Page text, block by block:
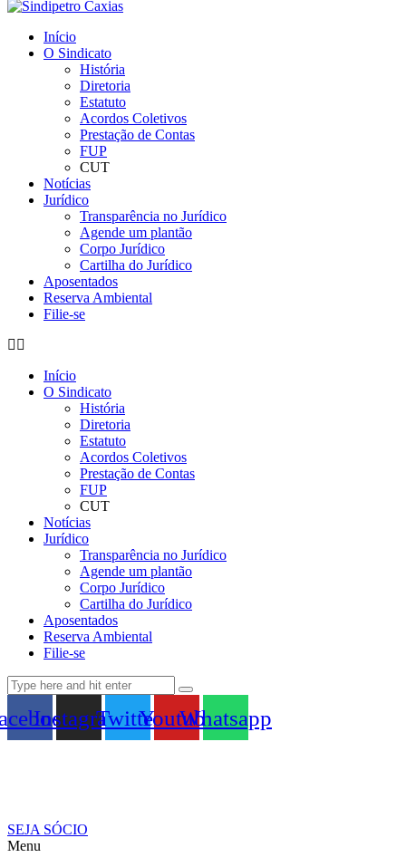
Início
O Sindicato
História
Diretoria
Estatuto
Acordos Coletivos
Prestação de Contas
FUP
CUT
Notícias
Jurídico
Transparência no Jurídico
Agende um plantão
Corpo Jurídico
Cartilha do Jurídico
Aposentados
Reserva Ambiental
Filie-se
Início
O Sindicato
História
Diretoria
Estatuto
Acordos Coletivos
Prestação de Contas
FUP
CUT
Notícias
Jurídico
Transparência no Jurídico
Agende um plantão
Corpo Jurídico
Cartilha do Jurídico
Aposentados
Reserva Ambiental
Filie-se
InstagramTwitterYoutubeWhatsapp
SEJA SÓCIO
Menu